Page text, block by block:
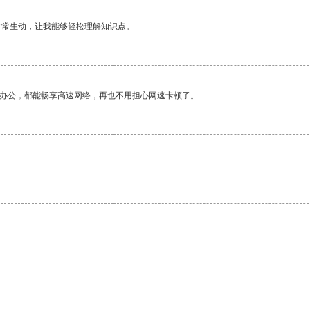
生动，让我能够轻松理解知识点。
，都能畅享高速网络，再也不用担心网速卡顿了。